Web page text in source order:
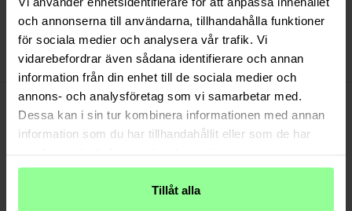
och annonserna till användarna, tillhandahålla funktioner
för sociala medier och analysera vår trafik. Vi
vidarebefordrar även sådana identifierare och annan
information från din enhet till de sociala medier och
annons- och analysföretag som vi samarbetar med.
Dessa kan i sin tur kombinera informationen med annan
information som du har tillhandahållit eller som de har
Tillåt alla
Bezahle sicher via Klarna oder PayPal
30 Tage Rückgaberecht
Art number:62505
PRODUKTBESCHREIBUNG
Katzenhalsband mit Reflektoren für AirTag.
- Apple AirTag